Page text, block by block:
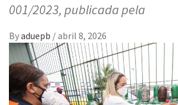
001/2023, publicada pela
Byaduepb /abril 8, 2026